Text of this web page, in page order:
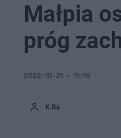
Małpia
próg
K.Ba
2022-10-21 11:16